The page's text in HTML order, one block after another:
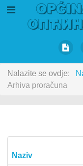
Nalazite se ovdje:
Arhiva proračuna
Naziv